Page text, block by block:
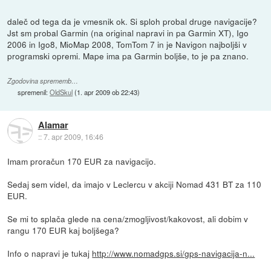
daleč od tega da je vmesnik ok. Si sploh probal druge navigacije?
Jst sm probal Garmin (na original napravi in pa Garmin XT), Igo
2006 in Igo8, MioMap 2008, TomTom 7 in je Navigon najboljši v
programski opremi. Mape ima pa Garmin boljše, to je pa znano.
Zgodovina sprememb…
spremenil:OldSkul(1. apr 2009 ob 22:43)
Alamar
::7. apr 2009, 16:46
Imam proračun 170 EUR za navigacijo.
Sedaj sem videl, da imajo v Leclercu v akciji Nomad 431 BT za 110
EUR.
Se mi to splača glede na cena/zmogljivost/kakovost, ali dobim v
rangu 170 EUR kaj boljšega?
Info o napravi je tukaj http://www.nomadgps.si/gps-navigacija-n...